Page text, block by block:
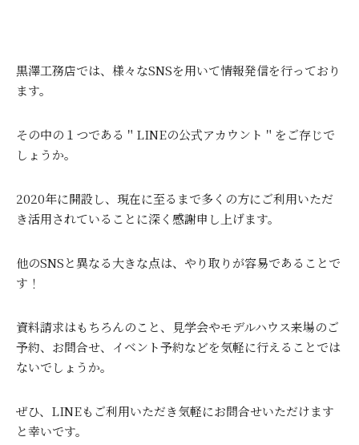
黒澤工務店では、様々なSNSを用いて情報発信を行っており
ます。
その中の１つである＂LINEの公式アカウント＂をご存じで
しょうか。
2020年に開設し、現在に至るまで多くの方にご利用いただ
き活用されていることに深く感謝申し上げます。
他のSNSと異なる大きな点は、やり取りが容易であることで
す！
資料請求はもちろんのこと、見学会やモデルハウス来場のご
予約、お問合せ、イベント予約などを気軽に行えることでは
ないでしょうか。
ぜひ、LINEもご利用いただき気軽にお問合せいただけます
と幸いです。